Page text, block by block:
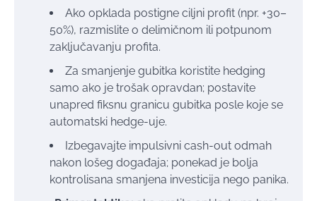
Ako opklada postigne ciljni profit (npr. +30–
50%), razmislite o delimičnom ili potpunom
zaključavanju profita.
Za smanjenje gubitka koristite hedging
samo ako je trošak opravdan; postavite
unapred fiksnu granicu gubitka posle koje se
automatski hedge-uje.
Izbegavajte impulsivni cash-out odmah
nakon lošeg događaja; ponekad je bolja
kontrolisana smanjena investicija nego panika.